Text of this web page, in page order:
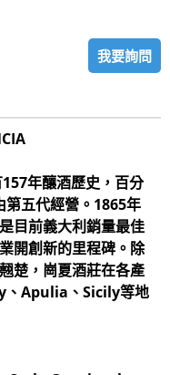
我要詢問
年釀酒歷史，百分
五代經營。1865年
目前義大利銷量最佳
開創新的里程碑。除
楚，崗夏酒莊在各產
Apulia、Sicily等地